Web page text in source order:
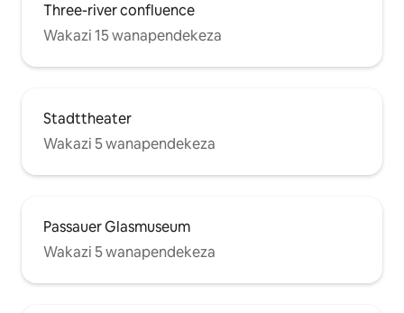
Three-river confluence
Wakazi 15 wanapendekeza
Stadttheater
Wakazi 5 wanapendekeza
Passauer Glasmuseum
Wakazi 5 wanapendekeza